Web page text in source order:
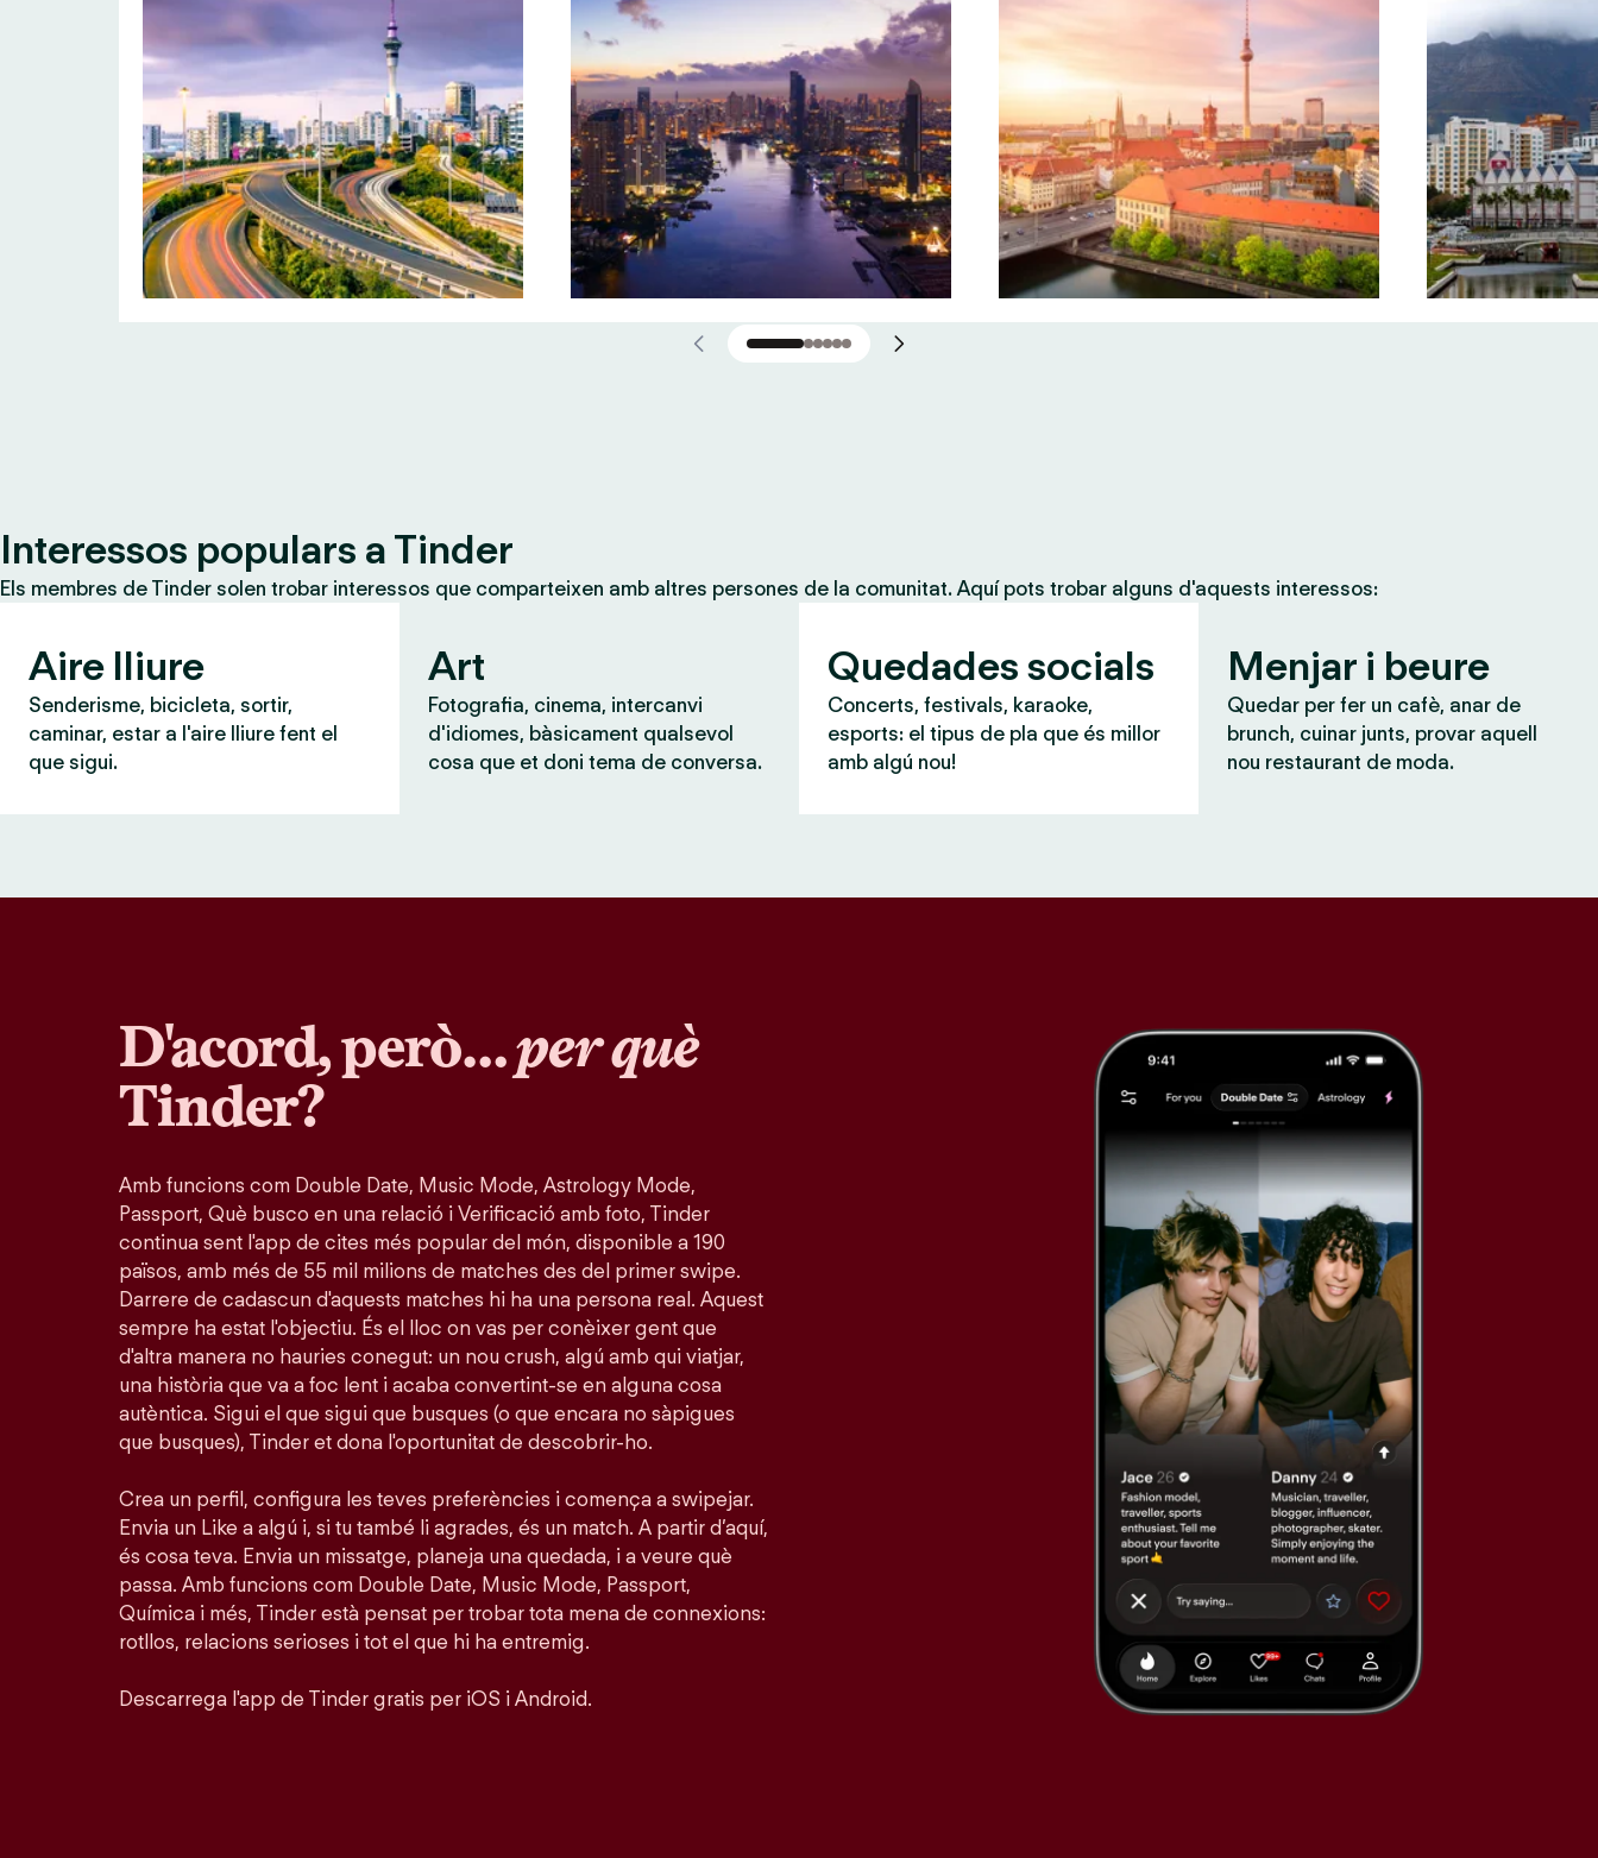
Interessos populars a Tinder
Els membres de Tinder solen trobar interessos que comparteixen amb altres persones de la comunitat. Aquí pots trobar alguns d'aquests interessos:
Aire lliure
Senderisme, bicicleta, sortir,
caminar, estar a l'aire lliure fent el
que sigui.
Art
Fotografia, cinema, intercanvi
d'idiomes, bàsicament qualsevol
cosa que et doni tema de conversa.
Quedades socials
Concerts, festivals, karaoke,
esports: el tipus de pla que és millor
amb algú nou!
Menjar i beure
Quedar per fer un cafè, anar de
brunch, cuinar junts, provar aquell
nou restaurant de moda.
D'acord, però…per què
Tinder?
Amb funcions com Double Date, Music Mode, Astrology Mode,
Passport, Què busco en una relació i Verificació amb foto, Tinder
continua sent l'app de cites més popular del món, disponible a 190
països, amb més de 55 mil milions de matches des del primer swipe.
Darrere de cadascun d'aquests matches hi ha una persona real. Aquest
sempre ha estat l'objectiu. És el lloc on vas per conèixer gent que
d'altra manera no hauries conegut: un nou crush, algú amb qui viatjar,
una història que va a foc lent i acaba convertint-se en alguna cosa
autèntica. Sigui el que sigui que busques (o que encara no sàpigues
que busques), Tinder et dona l'oportunitat de descobrir-ho.
Crea un perfil, configura les teves preferències i comença a swipejar.
Envia un Like a algú i, si tu també li agrades, és un match. A partir d’aquí,
és cosa teva. Envia un missatge, planeja una quedada, i a veure què
passa. Amb funcions com Double Date, Music Mode, Passport,
Química i més, Tinder està pensat per trobar tota mena de connexions:
rotllos, relacions serioses i tot el que hi ha entremig.
Descarrega l'app de Tinder gratis per iOS i Android.